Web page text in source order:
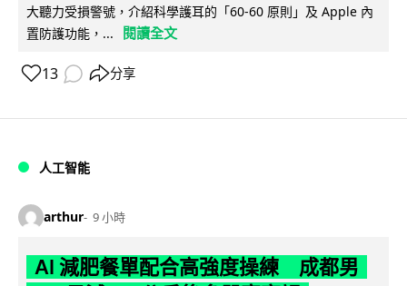
大聽力受損警號，介紹科學護耳的「60-60 原則」及 Apple 內
置防護功能，...
閱讀全文
13 分享
人工智能
arthur 9 小時
AI 減肥餐單配合高強度操練 成都男